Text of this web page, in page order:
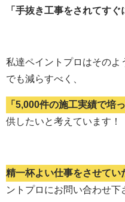
「手抜き工事をされてすぐ
私達ペイントプロはそのよ
でも減らすべく、
「5,000件の施工実績で培
供したいと考えています！
精一杯よい仕事をさせてい
ントプロにお問い合わせ下